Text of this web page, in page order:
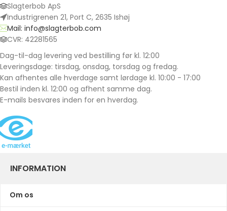
Slagterbob ApS
Industrigrenen 21, Port C, 2635 Ishøj
Mail: info@slagterbob.com
CVR: 42281565
Dag-til-dag levering ved bestilling før kl. 12:00
Leveringsdage: tirsdag, onsdag, torsdag og fredag.
Kan afhentes alle hverdage samt lørdage kl. 10:00 - 17:00
Bestil inden kl. 12:00 og afhent samme dag.
E-mails besvares inden for en hverdag.
INFORMATION
Om os